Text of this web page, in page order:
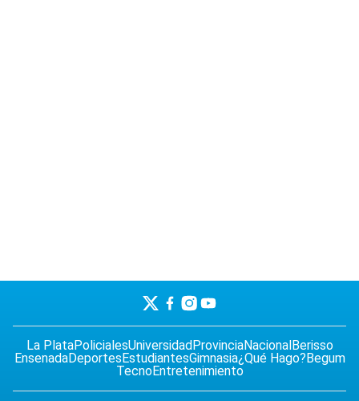
La PlataPolicialesUniversidadProvinciaNacionalBerisso
EnsenadaDeportesEstudiantesGimnasia¿Qué Hago?Begum
TecnoEntretenimiento